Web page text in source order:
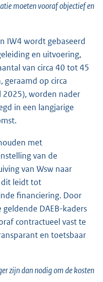
moeten vooraf objectief en
IW4 wordt gebaseerd
en uitvoering,
van circa 40 tot 45
geraamd op circa
worden nader
in een langjarige
met
van de
van Wsw naar
dit leidt tot
financiering. Door
DAEB-kaders
contractueel vast te
en toetsbaar
zijn dan nodig om de kosten